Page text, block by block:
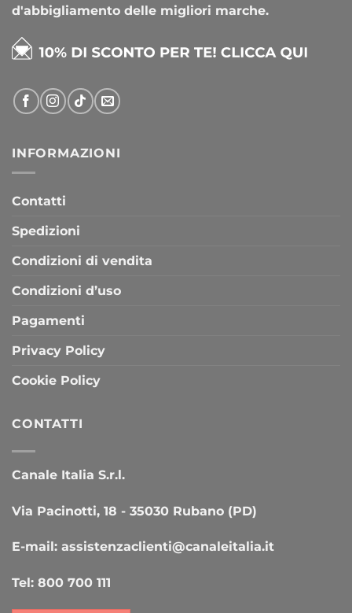
d'abbigliamento delle migliori marche.
INFORMAZIONI
Contatti
Spedizioni
Condizioni di vendita
Condizioni d’uso
Pagamenti
Privacy Policy
Cookie Policy
CONTATTI
Canale Italia S.r.l.
Via Pacinotti, 18 - 35030 Rubano (PD)
E-mail: assistenzaclienti@canaleitalia.it
Tel: 800 700 111